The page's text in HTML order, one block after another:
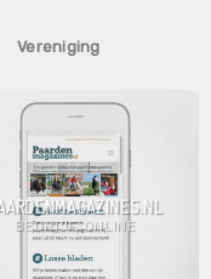
Vereniging
BEDRIJF, ONLINE